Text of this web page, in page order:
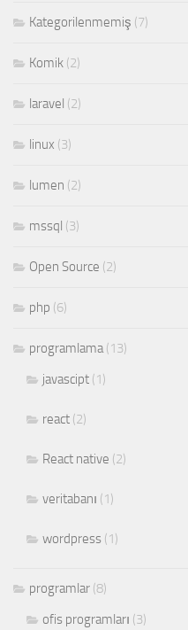
Kategorilenmemiş (7)
Komik (2)
laravel (2)
linux (3)
lumen (2)
mssql (3)
Open Source (2)
php (6)
programlama(13)
javascipt (1)
react (2)
React native (2)
veritabanı (1)
wordpress (1)
programlar (8)
ofis programları (3)